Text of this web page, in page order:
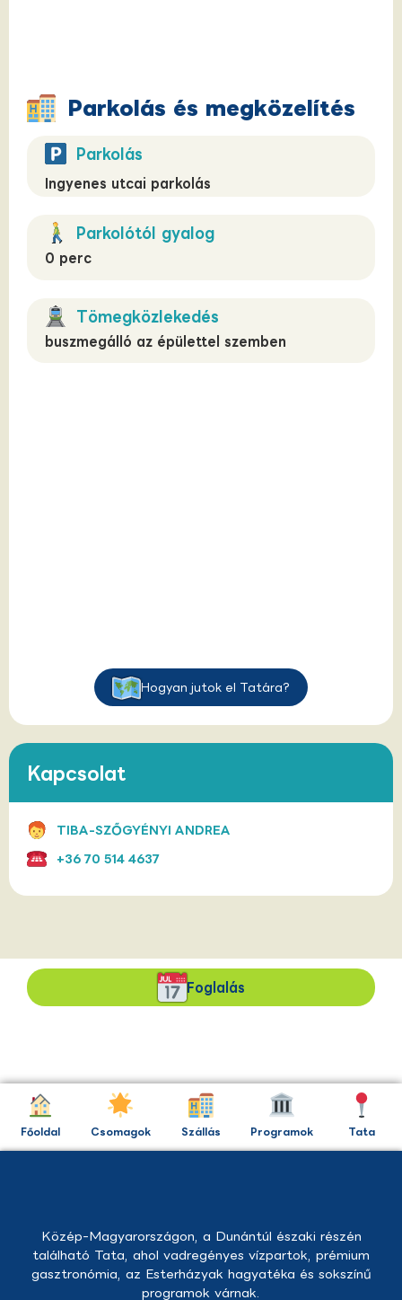
Parkolás és megközelítés
Parkolás
Ingyenes utcai parkolás
Parkolótól gyalog
0 perc
Tömegközlekedés
buszmegálló az épülettel szemben
Hogyan jutok el Tatára?
Kapcsolat
TIBA-SZŐGYÉNYI ANDREA
+36 70 514 4637
Foglalás
Főoldal Csomagok Szállás Programok Tata
Közép-Magyarországon, a Dunántúl északi részén
található Tata, ahol vadregényes vízpartok, prémium
gasztronómia, az Esterházyak hagyatéka és sokszínű
programok várnak.